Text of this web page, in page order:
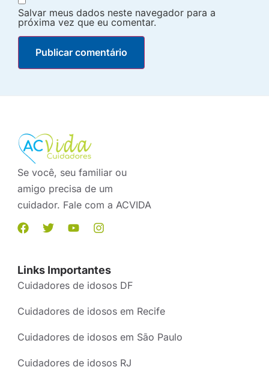
Salvar meus dados neste navegador para a
próxima vez que eu comentar.
Se você, seu familiar ou
amigo precisa de um
cuidador. Fale com a ACVIDA
Links Importantes
Cuidadores de idosos DF
Cuidadores de idosos em Recife
Cuidadores de idosos em São Paulo
Cuidadores de idosos RJ